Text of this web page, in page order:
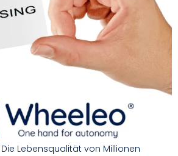
Lebensqualität von Millionen